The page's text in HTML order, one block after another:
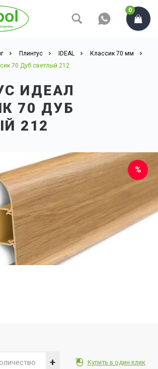
0
Плинтус IDEAL
Классик 70 мм
70 Дуб светлый 212
ИДЕАЛ
70 ДУБ
212
Купить в один клик
+